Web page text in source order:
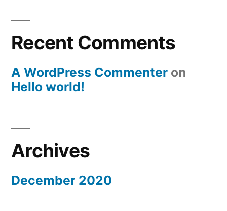
Recent Comments
A WordPress Commenter on
Hello world!
Archives
December 2020